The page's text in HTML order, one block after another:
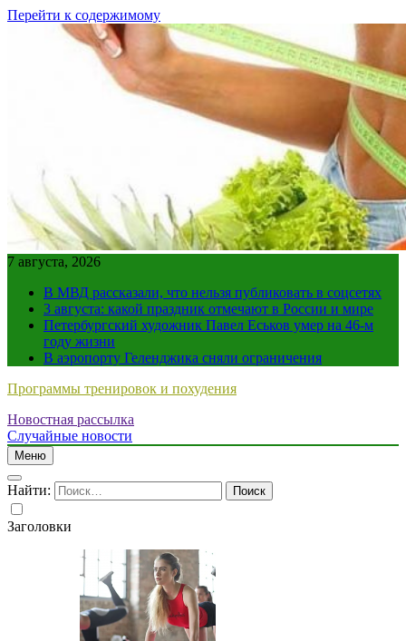
Перейти к содержимому
7 августа, 2026
В МВД рассказали, что нельзя публиковать в соцсетях
3 августа: какой праздник отмечают в России и мире
Петербургский художник Павел Еськов умер на 46-м
году жизни
В аэропорту Геленджика сняли ограничения
Программы тренировок и похудения
Новостная рассылка
Случайные новости
Меню
Найти:
Заголовки